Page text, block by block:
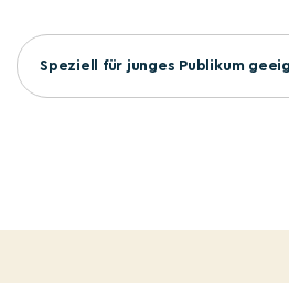
Speziell für junges Publikum